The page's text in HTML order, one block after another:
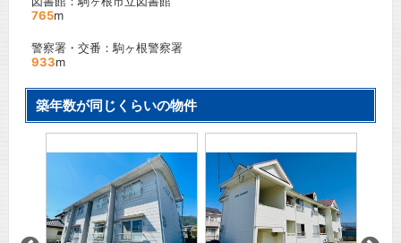
765m
警察署・交番：駒ヶ根警察署
933m
築年数が同じくらいの物件